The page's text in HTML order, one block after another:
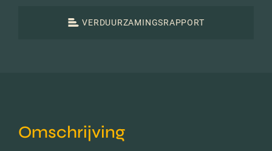
VERDUURZAMINGSRAPPORT
Omschrijving